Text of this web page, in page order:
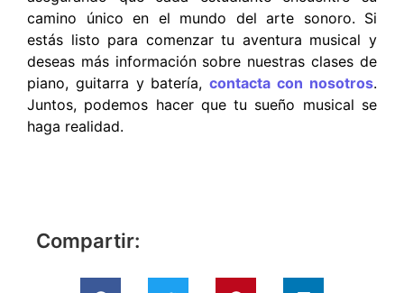
camino único en el mundo del arte sonoro. Si
estás listo para comenzar tu aventura musical y
deseas más información sobre nuestras clases de
piano, guitarra y batería,contacta con nosotros.
Juntos, podemos hacer que tu sueño musical se
haga realidad.
Compartir: